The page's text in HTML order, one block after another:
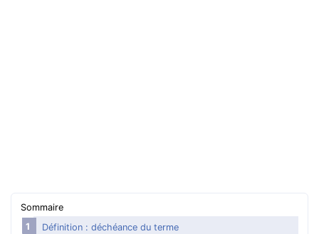
Sommaire
Définition : déchéance du terme